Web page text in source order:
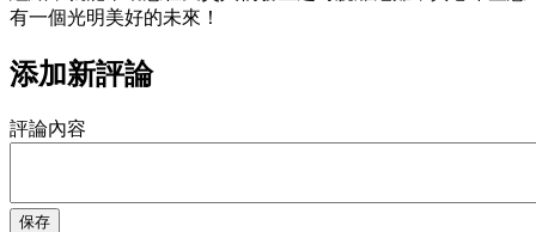
有一個光明美好的未來！
添加新評論
評論內容
保存